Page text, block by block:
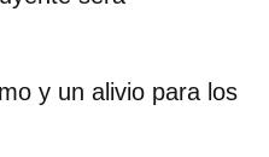
y un alivio para los